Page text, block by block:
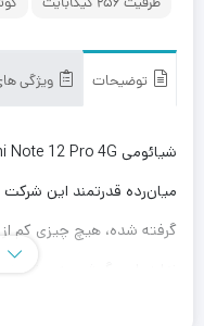
توضیحات ویژگی
میان‌رده قدرتمند این
گرفته شده، هیچ چیزی کم